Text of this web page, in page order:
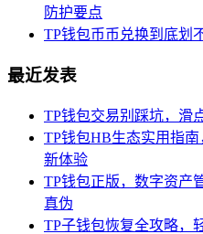
防护要点
TP钱包币币兑换到底划
最近发表
TP钱包交易别踩坑，滑
TP钱包HB生态实用指
新体验
TP钱包正版，数字资产
真伪
TP子钱包恢复全攻略，